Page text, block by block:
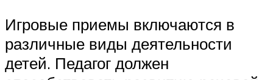
Игровые приемы включаются в
различные виды деятельности
детей. Педагог должен